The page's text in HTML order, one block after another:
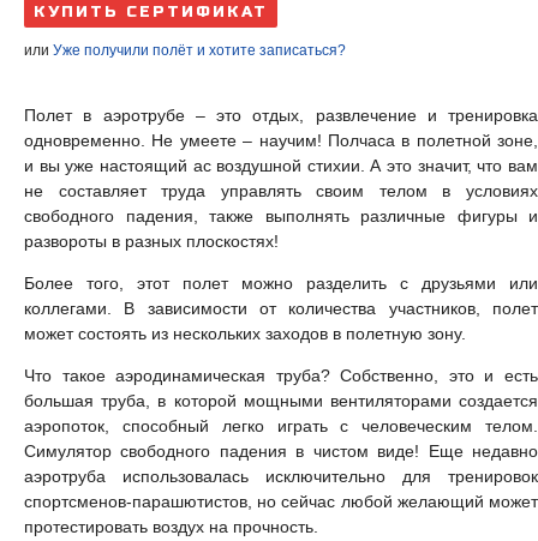
КУПИТЬ СЕРТИФИКАТ
или Уже получили полёт и хотите записаться?
Полет в аэротрубе – это отдых, развлечение и тренировка
одновременно. Не умеете – научим! Полчаса в полетной зоне,
и вы уже настоящий ас воздушной стихии. А это значит, что вам
не составляет труда управлять своим телом в условиях
свободного падения, также выполнять различные фигуры и
развороты в разных плоскостях!
Более того, этот полет можно разделить с друзьями или
коллегами. В зависимости от количества участников, полет
может состоять из нескольких заходов в полетную зону.
Что такое аэродинамическая труба? Собственно, это и есть
большая труба, в которой мощными вентиляторами создается
аэропоток, способный легко играть с человеческим телом.
Симулятор свободного падения в чистом виде! Еще недавно
аэротруба использовалась исключительно для тренировок
спортсменов-парашютистов, но сейчас любой желающий может
протестировать воздух на прочность.